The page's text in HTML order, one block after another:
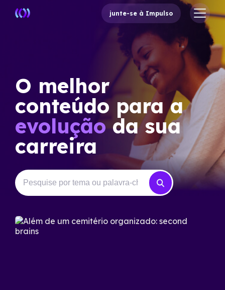
junte-se à Impulso
O melhor
conteúdo para a
evoluçãoda sua
carreira